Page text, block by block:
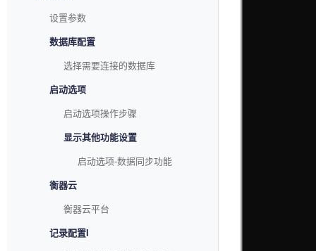
设置参数
数据库配置
选择需要连接的数据库
启动选项
启动选项操作步骤
显示其他功能设置
启动选项-数据同步功能
衡器云
衡器云平台
记录配置I